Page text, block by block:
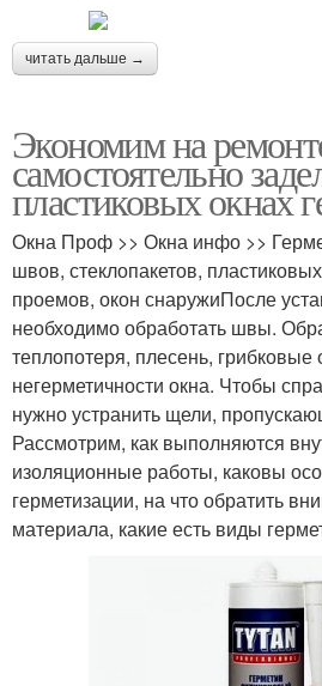
читать дальше →
Экономим на
самостоятельно
пластиковых окнах
Окна Проф >> Окна инфо >>
швов, стеклопакетов,
проемов, окон снаружиПосле
необходимо обработать швы.
теплопотеря, плесень, грибковые
негерметичности окна. Чтобы
нужно устранить щели,
Рассмотрим, как выполняются
изоляционные работы, каковы
герметизации, на что обратить
материала, какие есть виды